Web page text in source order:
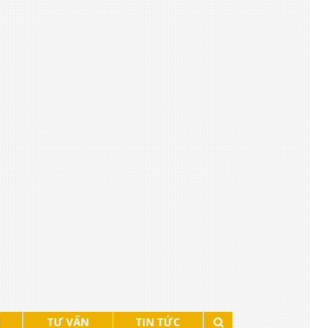
TƯ VẤN TIN TỨC